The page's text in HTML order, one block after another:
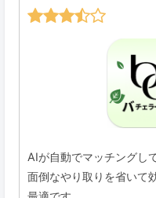
AIが自動でマッチングし
面倒なやり取りを省いて